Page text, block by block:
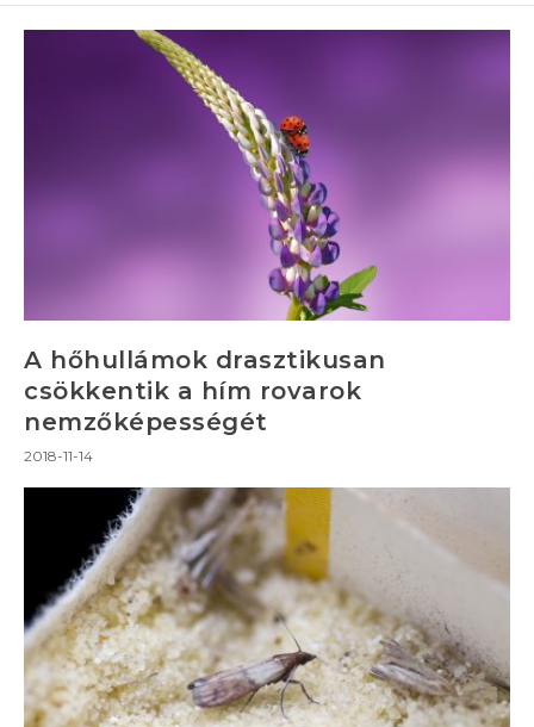
A hőhullámok drasztikusan
csökkentik a hím rovarok
nemzőképességét
2018-11-14